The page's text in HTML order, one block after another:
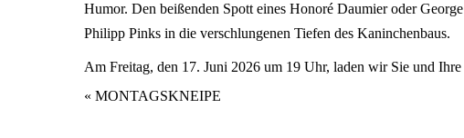
Humor. Den beißenden Spott eines Honoré Daumier oder
Philipp Pinks in die verschlungenen Tiefen des Kaninchenbaus.
Am Freitag, den 17. Juni 2026 um 19 Uhr, laden wir Sie und
Veranstaltung
« MONTAGSKNEIPE